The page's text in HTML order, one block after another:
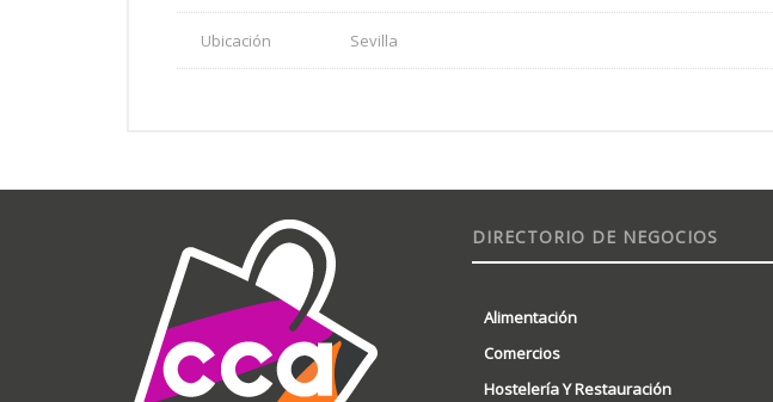
Ubicación Sevilla
DIRECTORIO DE NEGOCIOS
Alimentación
Comercios
Hostelería Y Restauración